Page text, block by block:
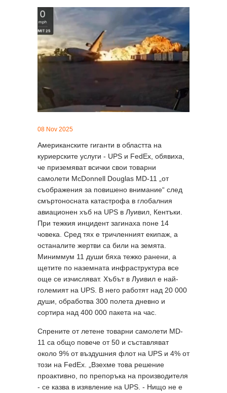
08 Nov 2025
Американските гиганти в областта на
куриерските услуги - UPS и FedEx, обявиха,
че приземяват всички свои товарни
самолети McDonnell Douglas MD-11 „от
съображения за повишено внимание“ след
смъртоносната катастрофа в глобалния
авиационен хъб на UPS в Луивил, Кентъки.
При тежкия инцидент загинаха поне 14
човека. Сред тях е тричленният екипаж, а
останалите жертви са били на земята.
Миниммум 11 души бяха тежко ранени, а
щетите по наземната инфраструктура все
още се изчисляват. Хъбът в Луивил е най-
големият на UPS. В него работят над 20 000
души, обработва 300 полета дневно и
сортира над 400 000 пакета на час.
Спрените от летене товарни самолети MD-
11 са общо повече от 50 и съставляват
около 9% от въздушния флот на UPS и 4% от
този на FedEx. „Взехме това решение
проактивно, по препоръка на производителя
- се казва в изявление на UPS. - Нищо не е